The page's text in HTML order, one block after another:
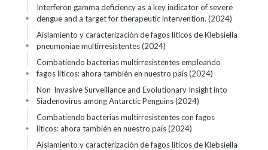
Interferon gamma deficiency as a key indicator of severe
dengue and a target for therapeutic intervention. (2024)
+
Aislamiento y caracterización de fagos líticos de Klebsiella
pneumoniae multirresistentes (2024)
+
Combatiendo bacterias multirresistentes empleando
fagos líticos: ahora también en nuestro país (2024)
+
Non-Invasive Surveillance and Evolutionary Insight into
Siadenovirus among Antarctic Penguins (2024)
+
Combatiendo bacterias multirresistentes con fagos
líticos: ahora también en nuestro país (2024)
+
Aislamiento y caracterización de fagos líticos de Klebsiella